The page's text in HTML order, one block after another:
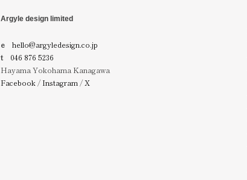
Argyle design limited
ehello@argyledesign.co.jp
t 046 876 5236
Hayama Yokohama Kanagawa
Facebook / Instagram /X